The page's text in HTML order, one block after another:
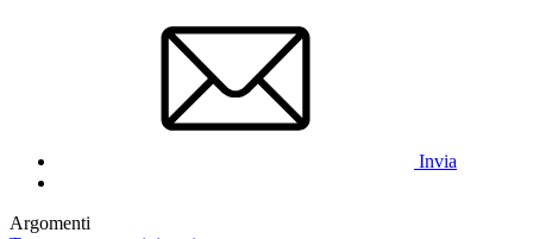
Invia
Argomenti